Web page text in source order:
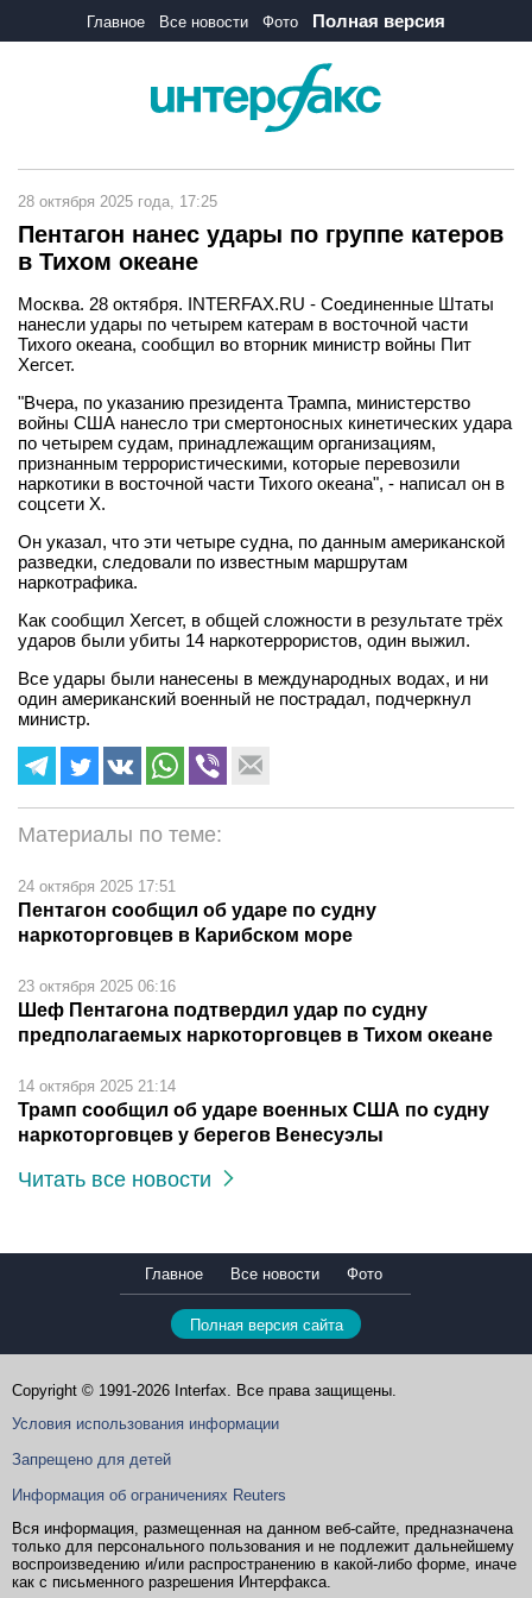
Главное Все новости Фото Полная версия
28 октября 2025 года, 17:25
Пентагон нанес удары по группе катеров
в Тихом океане
Москва. 28 октября. INTERFAX.RU - Соединенные Штаты
нанесли удары по четырем катерам в восточной части
Тихого океана, сообщил во вторник министр войны Пит
Хегсет.
"Вчера, по указанию президента Трампа, министерство
войны США нанесло три смертоносных кинетических удара
по четырем судам, принадлежащим организациям,
признанным террористическими, которые перевозили
наркотики в восточной части Тихого океана", - написал он в
соцсети Х.
Он указал, что эти четыре судна, по данным американской
разведки, следовали по известным маршрутам
наркотрафика.
Как сообщил Хегсет, в общей сложности в результате трёх
ударов были убиты 14 наркотеррористов, один выжил.
Все удары были нанесены в международных водах, и ни
один американский военный не пострадал, подчеркнул
министр.
Материалы по теме:
24 октября 2025 17:51
Пентагон сообщил об ударе по судну
наркоторговцев в Карибском море
23 октября 2025 06:16
Шеф Пентагона подтвердил удар по судну
предполагаемых наркоторговцев в Тихом океане
14 октября 2025 21:14
Трамп сообщил об ударе военных США по судну
наркоторговцев у берегов Венесуэлы
Читать все новости
Главное Все новости Фото
Полная версия сайта
Copyright © 1991-2026 Interfax. Все права защищены.
Условия использования информации
Запрещено для детей
Информация об ограничениях Reuters
Вся информация, размещенная на данном веб-сайте, предназначена
только для персонального пользования и не подлежит дальнейшему
воспроизведению и/или распространению в какой-либо форме, иначе
как с письменного разрешения Интерфакса.